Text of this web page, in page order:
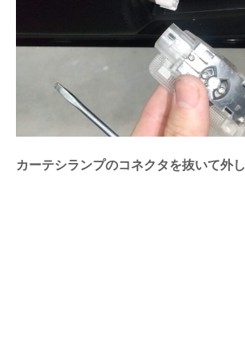
カーテシランプのコネクタを抜いて外し